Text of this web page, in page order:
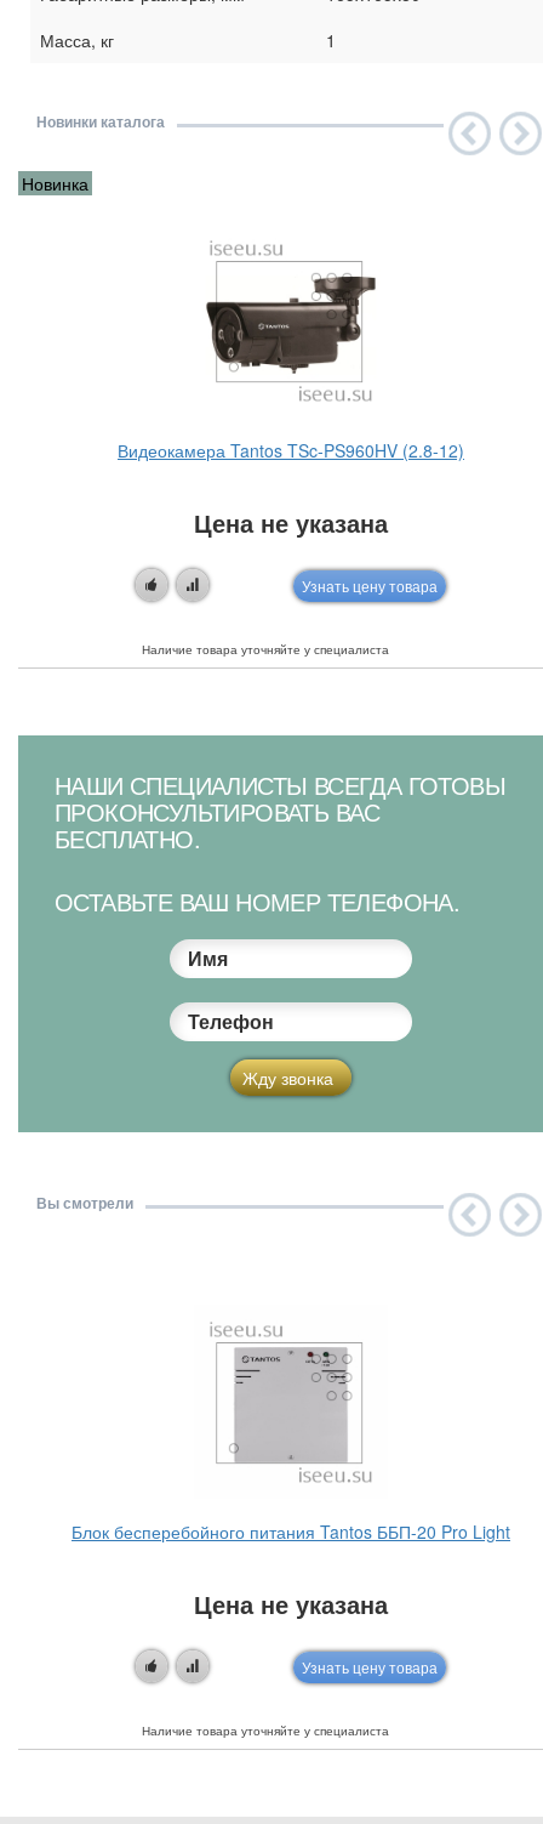
Масса, кг
1
Новинки каталога
Новинка
Видеокамера Tantos TSc-PS960HV (2.8-12)
Цена не указана
Узнать цену товара
Наличие товара уточняйте у специалиста
НАШИ СПЕЦИАЛИСТЫ ВСЕГДА ГОТОВЫ
ПРОКОНСУЛЬТИРОВАТЬ ВАС
БЕСПЛАТНО.
ОСТАВЬТЕ ВАШ НОМЕР ТЕЛЕФОНА.
Имя
Телефон
Жду звонка
Вы смотрели
Блок бесперебойного питания Tantos ББП-20 Pro Light
Цена не указана
Узнать цену товара
Наличие товара уточняйте у специалиста